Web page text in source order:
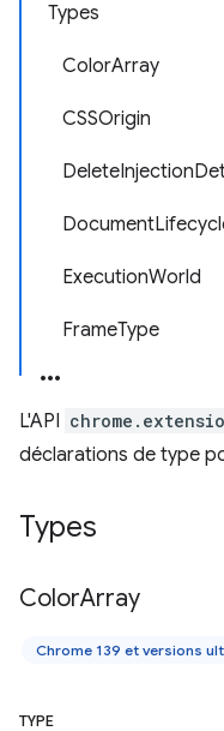
Types
ColorArray
CSSOrigin
ExecutionWorld
FrameType
L'API
déclarations de type
Types
ColorArray
Chrome 139 et versions
TYPE